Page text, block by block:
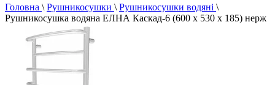
Головна \ Рушникосушки \ Рушникосушки водяні \
Рушникосушка водяна ЕЛНА Каскад-6 (600 х 530 х 185) нерж